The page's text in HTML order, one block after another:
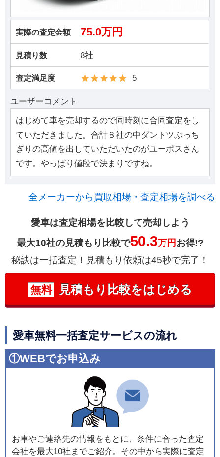
実際の査定金額 75.0万円
見積り数 8社
査定満足度 5
ユーザーコメント
はじめて車を売却するので同時刻に合同査定をし
ていただきました。合計８社の中ダントツぶっち
ぎりの高値を出していただいたのがユーポスさん
です。やっぱり値段で決まりですね。
全メーカーから買取相場・査定相場を調べる
愛車は査定相場を比較して売却しよう
最大10社の見積もり比較で50.3万円お得!?
秘訣は一括査定！見積もり依頼は45秒で完了！
無料 見積もり比較をはじめる
愛車無料一括査定サービスの流れ
①WEBでお申込み
お車やご連絡先の情報をもとに、条件に合った査定
会社を最大10社までご紹介。その中から実際に査定